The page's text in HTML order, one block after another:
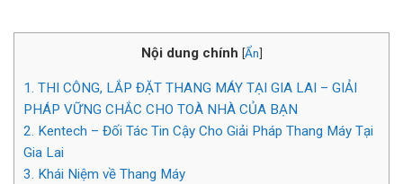
Nội dung chính [Ẩn]
1. THI CÔNG, LẮP ĐẶT THANG MÁY TẠI GIA LAI – GIẢI
PHÁP VỮNG CHẮC CHO TOÀ NHÀ CỦA BẠN
2. Kentech – Đối Tác Tin Cậy Cho Giải Pháp Thang Máy Tại
Gia Lai
3. Khái Niệm về Thang Máy